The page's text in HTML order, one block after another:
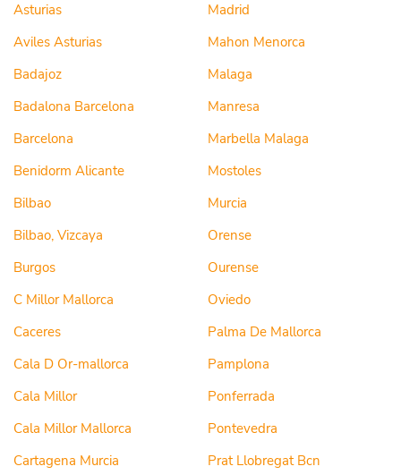
Asturias
Aviles Asturias
Badajoz
Badalona Barcelona
Barcelona
Benidorm Alicante
Bilbao
Bilbao, Vizcaya
Burgos
C Millor Mallorca
Caceres
Cala D Or-mallorca
Cala Millor
Cala Millor Mallorca
Cartagena Murcia
Madrid
Mahon Menorca
Malaga
Manresa
Marbella Malaga
Mostoles
Murcia
Orense
Ourense
Oviedo
Palma De Mallorca
Pamplona
Ponferrada
Pontevedra
Prat Llobregat Bcn